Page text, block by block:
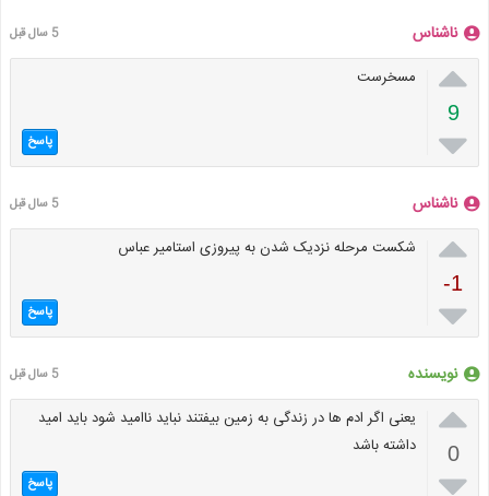
ناشناس 5 سال قبل

9

مسخرست
پاسخ
ناشناس 5 سال قبل

-1

شکست مرحله نزدیک شدن به پیروزی استامیر عباس
پاسخ
نویسنده 5 سال قبل

0

یعنی اگر ادم ها در زندگی به زمین بیفتند نباید ناامید شود باید امید
داشته باشد
پاسخ